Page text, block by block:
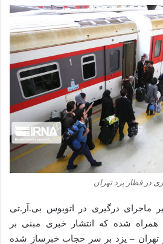
در قطار یزد تهران
ماجرای درگیری در اتوبوس بی.آر.تی
همراه شده که انتشار خبری مبنی بر
تهران – یزد بر سر حجاب خبرساز شده